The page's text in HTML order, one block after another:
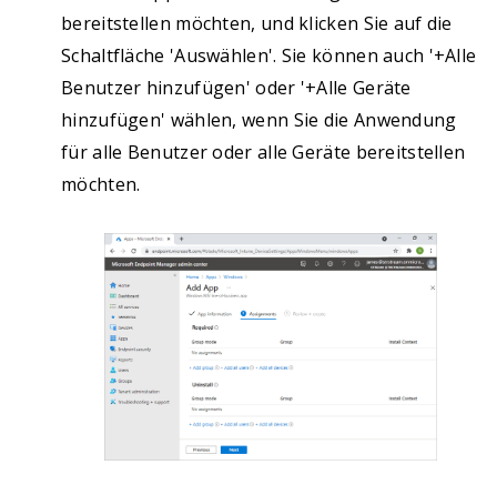
bereitstellen möchten, und klicken Sie auf die
Schaltfläche 'Auswählen'. Sie können auch '+Alle
Benutzer hinzufügen' oder '+Alle Geräte
hinzufügen' wählen, wenn Sie die Anwendung
für alle Benutzer oder alle Geräte bereitstellen
möchten.